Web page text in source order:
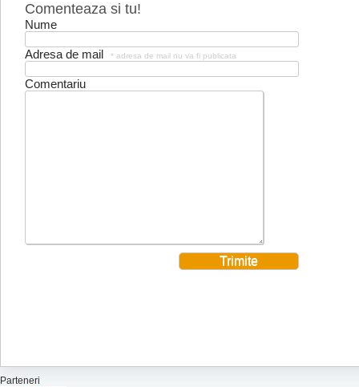
Comenteaza si tu!
Nume
Adresa de mail * adresa de mail nu va fi publicata
Comentariu
Parteneri